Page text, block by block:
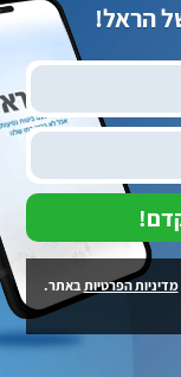
הראל!
מדיניות הפרטיותבאתר.